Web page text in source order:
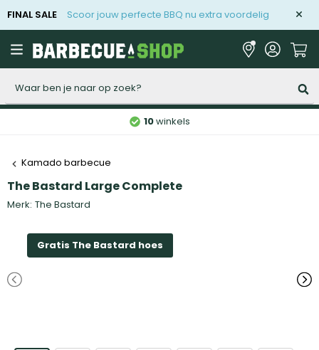
FINAL SALE Scoor jouw perfecte BBQ nu extra voordelig
10winkels
Kamado barbecue
The Bastard Large Complete
Merk: The Bastard
Gratis The Bastard hoes